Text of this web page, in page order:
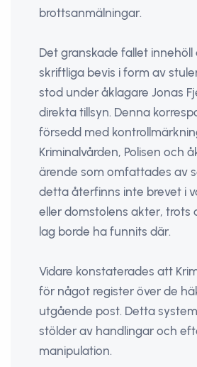
brottsanmälningar.
Det granskade fallet innehöll
skriftliga bevis i form av
stod under åklagare Jonas
direkta tillsyn. Denna
försedd med
Kriminalvården, Polisen och
ärende som omfattades av
detta återfinns inte brevet i
eller domstolens akter, trots
lag borde ha funnits där.
Vidare konstaterades att
för något register över de
utgående post. Detta
stölder av handlingar och
manipulation.